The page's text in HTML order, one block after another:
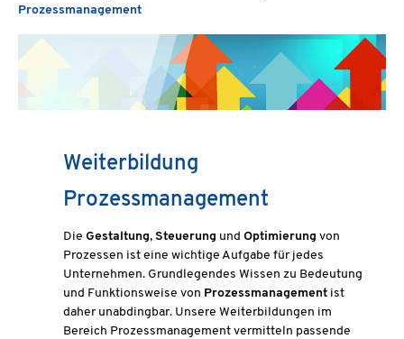
Prozessmanagement
Weiterbildung
Prozessmanagement
Die Gestaltung, Steuerung und Optimierung von
Prozessen ist eine wichtige Aufgabe für jedes
Unternehmen. Grundlegendes Wissen zu Bedeutung
und Funktionsweise von Prozessmanagement ist
daher unabdingbar. Unsere Weiterbildungen im
Bereich Prozessmanagement vermitteln passende